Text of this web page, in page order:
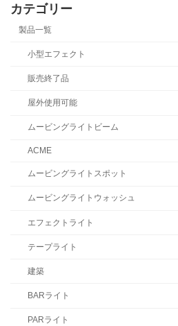
カテゴリー
製品一覧
小型エフェクト
販売終了品
屋外使用可能
ムービングライトビーム
ACME
ムービングライトスポット
ムービングライトウォッシュ
エフェクトライト
テープライト
建築
BARライト
PARライト